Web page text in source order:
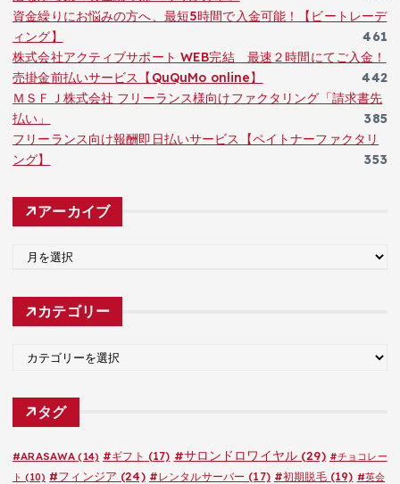
資金繰りにお悩みの方へ、最短5時間で入金可能！【ビートレーデ
ィング】
461
株式会社アクティブサポート WEB完結 最速２時間にてご入金！
売掛金前払いサービス【QuQuMo online】
442
ＭＳＦＪ株式会社 フリーランス様向けファクタリング「請求書先
払い」
385
フリーランス向け報酬即日払いサービス【ペイトナーファクタリ
ング】
353
アーカイブ
カ
カテゴリー
ゴ
タグ
#ARASAWA (14) #ギフト (17) #サロンドロワイヤル(29) #チョコレー
ト (10) #フィンジア (24) #レンタルサーバー (17) #初期脱毛(19) #英会